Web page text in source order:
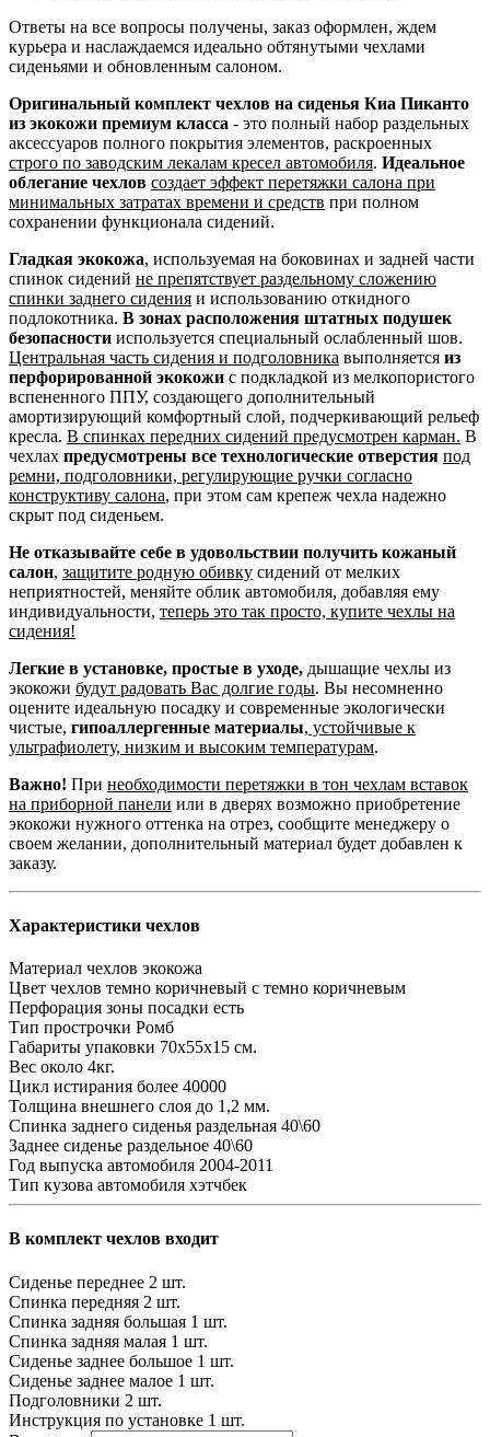
Ответы на все вопросы получены, заказ оформлен, ждем
курьера и наслаждаемся идеально обтянутыми чехлами
сиденьями и обновленным салоном.
Оригинальный комплект чехлов на сиденья Киа Пиканто
из экокожи премиум класса - это полный набор раздельных
аксессуаров полного покрытия элементов, раскроенных
строго по заводским лекалам кресел автомобиля. Идеальное
облегание чехлов создает эффект перетяжки салона при
минимальных затратах времени и средств при полном
сохранении функционала сидений.
Гладкая экокожа, используемая на боковинах и задней части
спинок сидений не препятствует раздельному сложению
спинки заднего сидения и использованию откидного
подлокотника. В зонах расположения штатных подушек
безопасности используется специальный ослабленный шов.
Центральная часть сидения и подголовника выполняется из
перфорированной экокожи с подкладкой из мелкопористого
вспененного ППУ, создающего дополнительный
амортизирующий комфортный слой, подчеркивающий рельеф
кресла. В спинках передних сидений предусмотрен карман. В
чехлах предусмотрены все технологические отверстия под
ремни, подголовники, регулирующие ручки согласно
конструктиву салона, при этом сам крепеж чехла надежно
скрыт под сиденьем.
Не отказывайте себе в удовольствии получить кожаный
салон, защитите родную обивку сидений от мелких
неприятностей, меняйте облик автомобиля, добавляя ему
индивидуальности, теперь это так просто, купите чехлы на
сидения!
Легкие в установке, простые в уходе, дышащие чехлы из
экокожи будут радовать Вас долгие годы. Вы несомненно
оцените идеальную посадку и современные экологически
чистые, гипоаллергенные материалы, устойчивые к
ультрафиолету, низким и высоким температурам.
Важно! При необходимости перетяжки в тон чехлам вставок
на приборной панели или в дверях возможно приобретение
экокожи нужного оттенка на отрез, сообщите менеджеру о
своем желании, дополнительный материал будет добавлен к
заказу.
Характеристики чехлов
Материал чехлов экокожа
Цвет чехлов темно коричневый с темно коричневым
Перфорация зоны посадки есть
Тип прострочки Ромб
Габариты упаковки 70х55х15 см.
Вес около 4кг.
Цикл истирания более 40000
Толщина внешнего слоя до 1,2 мм.
Спинка заднего сиденья раздельная 40\60
Заднее сиденье раздельное 40\60
Год выпуска автомобиля 2004-2011
Тип кузова автомобиля хэтчбек
В комплект чехлов входит
Сиденье переднее 2 шт.
Спинка передняя 2 шт.
Спинка задняя большая 1 шт.
Спинка задняя малая 1 шт.
Сиденье заднее большое 1 шт.
Сиденье заднее малое 1 шт.
Подголовники 2 шт.
Инструкция по установке 1 шт.